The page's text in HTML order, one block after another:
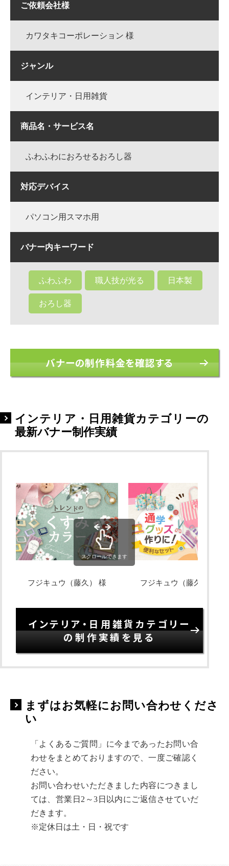
ご依頼会社様
カワタキコーポレーション 様
ジャンル
インテリア・日用雑貨
商品名・サービス名
ふわふわにおろせるおろし器
対応デバイス
パソコン用スマホ用
バナー内キーワード
ふわふわ 職人技が光る 日本製
おろし器
バナーの制作料金を確認する
インテリア・日用雑貨カテゴリーの
最新バナー制作実績
フジキュウ（藤久） 様 フジキュウ（藤久） 様
スクロールできます
インテリア・日用雑貨カテゴリー
の制作実績を見る
まずはお気軽にお問い合わせくださ
い
「よくあるご質問」に今まであったお問い合
わせをまとめておりますので、一度ご確認く
ださい。
お問い合わせいただきました内容につきまし
ては、営業日2～3日以内にご返信させていだ
だきます。
※定休日は土・日・祝です